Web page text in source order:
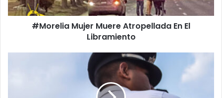
#Morelia Mujer Muere Atropellada En El
Libramiento